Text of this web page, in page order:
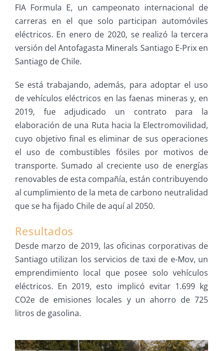
FIA Formula E, un campeonato internacional de
carreras en el que solo participan automóviles
eléctricos. En enero de 2020, se realizó la tercera
versión del Antofagasta Minerals Santiago E-Prix en
Santiago de Chile.
Se está trabajando, además, para adoptar el uso
de vehículos eléctricos en las faenas mineras y, en
2019, fue adjudicado un contrato para la
elaboración de una Ruta hacia la Electromovilidad,
cuyo objetivo final es eliminar de sus operaciones
el uso de combustibles fósiles por motivos de
transporte. Sumado al creciente uso de energías
renovables de esta compañía, están contribuyendo
al cumplimiento de la meta de carbono neutralidad
que se ha fijado Chile de aquí al 2050.
Resultados
Desde marzo de 2019, las oficinas corporativas de
Santiago utilizan los servicios de taxi de e-Mov, un
emprendimiento local que posee solo vehículos
eléctricos. En 2019, esto implicó evitar 1.699 kg
CO2e de emisiones locales y un ahorro de 725
litros de gasolina.